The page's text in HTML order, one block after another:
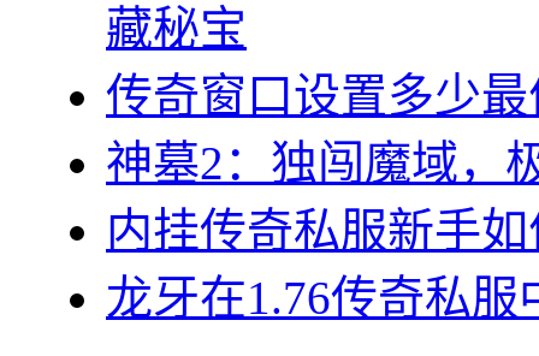
藏秘宝
传奇窗口设置多少
神墓2：独闯魔域，
内挂传奇私服新手
龙牙在1.76传奇私服